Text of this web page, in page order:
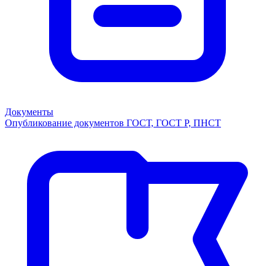
Документы
Опубликование документов ГОСТ, ГОСТ Р, ПНСТ